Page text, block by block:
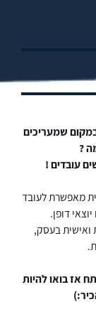
שמעריכים
?
עובדים !
מאפשרת לעובד
דופן.
ואישית בעסק,
אז בואו להיות